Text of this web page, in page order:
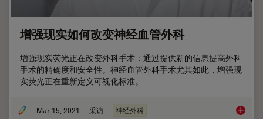
增强现实如何改变神经血管外科
增强现实荧光正在改变外科手术：通过提供新的信息提高外科
手术的精确度和安全性。神经血管外科手术尤其如此，增强现
实荧光正在重新定义可视化标准。
Mar 15, 2021 采访 神经外科 增强现